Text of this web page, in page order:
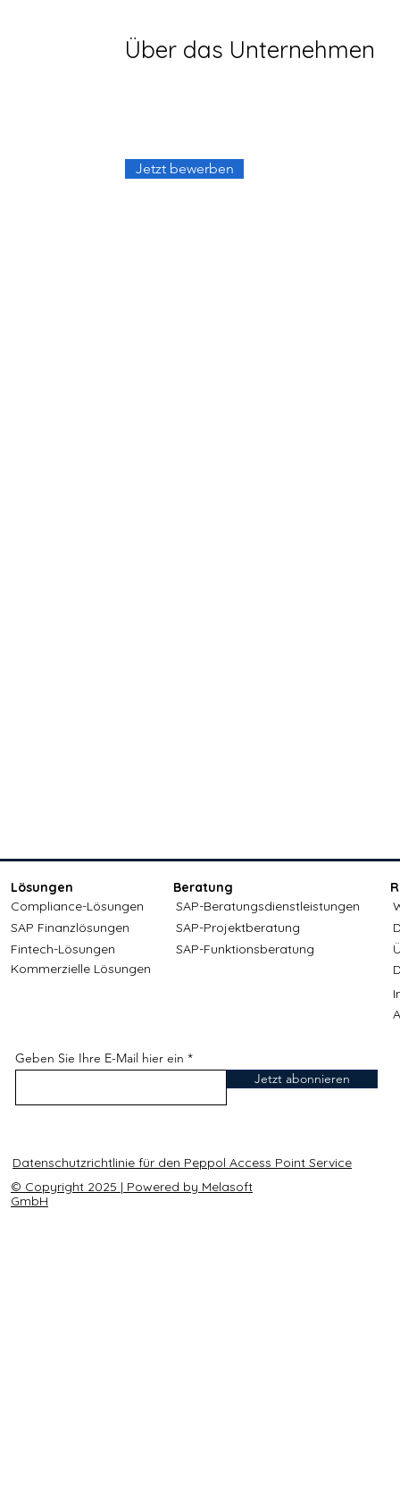
Über das Unternehmen
Jetzt bewerben
Lösungen
Compliance-Lösungen
SAP Finanzlösungen
Fintech-Lösungen
Beratung
SAP-Beratungsdienstleistungen
SAP-Projektberatung
SAP-Funktionsberatung
Kommerzielle Lösungen
Geben Sie Ihre E-Mail hier ein
Jetzt abonnieren
Datenschutzrichtlinie für den Peppol Access Point Service
© Copyright 2025 | Powered by Melasoft
GmbH